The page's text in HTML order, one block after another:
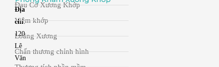
Địa
chỉ:
120
Lê
Văn
Đau Cơ Xương Khớp
Viêm khớp
Loãng Xương
Chấn thương chỉnh hình